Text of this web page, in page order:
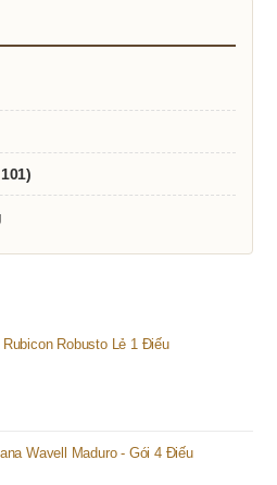
Robusto Lẻ 1 Điếu
Wavell Maduro - Gói 4 Điếu